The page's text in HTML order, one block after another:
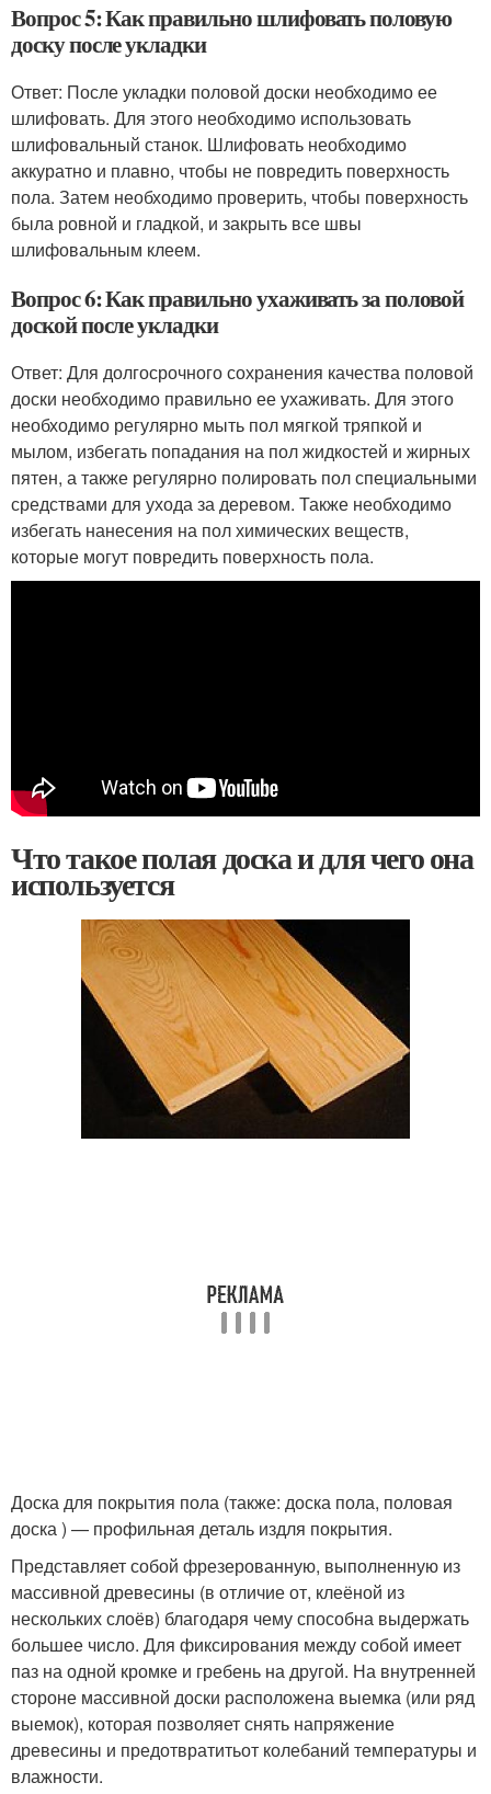
Вопрос 5: Как правильно шлифовать половую
доску после укладки
Ответ: После укладки половой доски необходимо ее
шлифовать. Для этого необходимо использовать
шлифовальный станок. Шлифовать необходимо
аккуратно и плавно, чтобы не повредить поверхность
пола. Затем необходимо проверить, чтобы поверхность
была ровной и гладкой, и закрыть все швы
шлифовальным клеем.
Вопрос 6: Как правильно ухаживать за половой
доской после укладки
Ответ: Для долгосрочного сохранения качества половой
доски необходимо правильно ее ухаживать. Для этого
необходимо регулярно мыть пол мягкой тряпкой и
мылом, избегать попадания на пол жидкостей и жирных
пятен, а также регулярно полировать пол специальными
средствами для ухода за деревом. Также необходимо
избегать нанесения на пол химических веществ,
которые могут повредить поверхность пола.
Что такое полая доска и для чего она
используется
Доска для покрытия пола (также: доска пола, половая
доска ) — профильная деталь издля покрытия.
Представляет собой фрезерованную, выполненную из
массивной древесины (в отличие от, клеёной из
нескольких слоёв) благодаря чему способна выдержать
большее число. Для фиксирования между собой имеет
паз на одной кромке и гребень на другой. На внутренней
стороне массивной доски расположена выемка (или ряд
выемок), которая позволяет снять напряжение
древесины и предотвратитьот колебаний температуры и
влажности.